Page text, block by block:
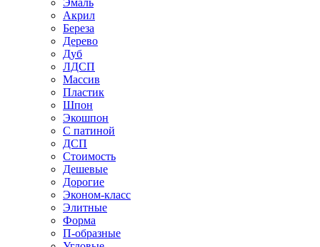
Эмаль
Акрил
Береза
Дерево
Дуб
ЛДСП
Массив
Пластик
Шпон
Экошпон
С патиной
ДСП
Стоимость
Дешевые
Дорогие
Эконом-класс
Элитные
Форма
П-образные